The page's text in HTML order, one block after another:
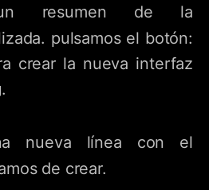
resumen de la
pulsamos el botón:
crear la nueva interfaz
.
nueva línea con el
de crear.